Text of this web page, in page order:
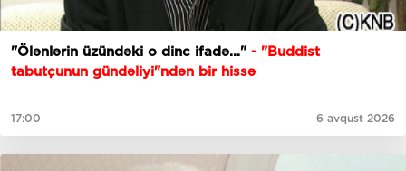
"Ölənlərin üzündəki o dinc ifadə..." - "Buddist
tabutçunun gündəliyi"ndən bir hissə
17:00 6 avqust 2026